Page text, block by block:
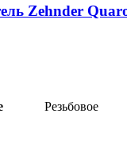
Zehnder
Резьбовое